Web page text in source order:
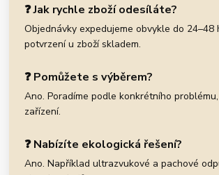
❓ Jak rychle zboží odesíláte?
Objednávky expedujeme obvykle do 24–48
potvrzení u zboží skladem.
❓ Pomůžete s výběrem?
Ano. Poradíme podle konkrétního
zařízení.
❓ Nabízíte ekologická řešení?
Ano. Například ultrazvukové a pachové